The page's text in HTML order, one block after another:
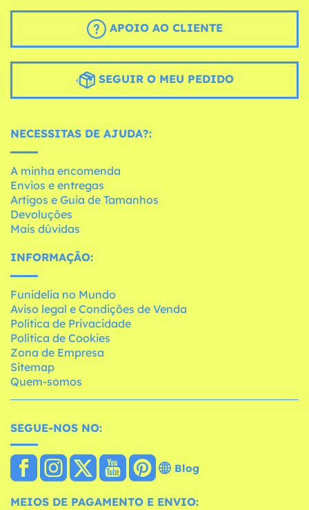
APOIO AO CLIENTE
SEGUIR O MEU PEDIDO
NECESSITAS DE AJUDA?:
A minha encomenda
Envios e entregas
Artigos e Guia de Tamanhos
Devoluções
Mais dúvidas
INFORMAÇÃO:
Funidelia no Mundo
Aviso legal e Condições de Venda
Política de Privacidade
Política de Cookies
Zona de Empresa
Sitemap
Quem-somos
SEGUE-NOS NO:
Blog
MEIOS DE PAGAMENTO E ENVIO: